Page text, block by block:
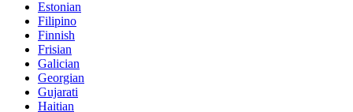
Estonian
Filipino
Finnish
Frisian
Galician
Georgian
Gujarati
Haitian